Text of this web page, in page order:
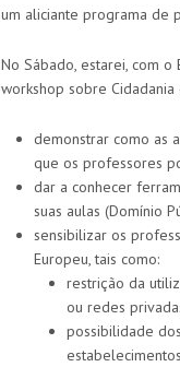
um aliciante programa de
No Sábado, estarei, com o
workshop sobre
demonstrar como as
que os professores
dar a conhecer
suas aulas (Domínio
sensibilizar os
Europeu, tais como:
restrição da
ou redes
possibilidade